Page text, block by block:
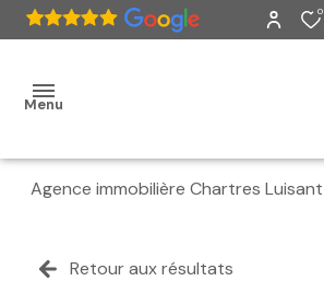
0
Menu
ventes
Agence immobilière Chartres Luisant
Retour aux résultats